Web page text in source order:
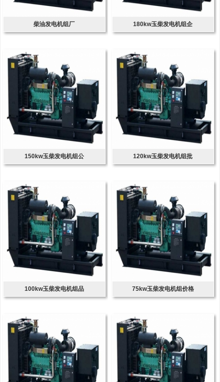
柴油发电机组厂 180kw玉柴发电机组企
150kw玉柴发电机组公 120kw玉柴发电机组批
100kw玉柴发电机组品 75kw玉柴发电机组价格